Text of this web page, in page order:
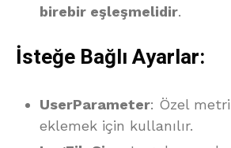
birebir eşleşmelidir.
İsteğe Bağlı Ayarlar:
UserParameter: Özel
eklemek için kullanılır.